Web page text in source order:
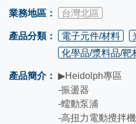
業務地區： 台灣北區
產品分類： 電子元件/材料
化學品/漿料品/靶
產品簡介： ▶Heidolph專區
-振盪器
-蠕動泵浦
-高扭力電動攪拌